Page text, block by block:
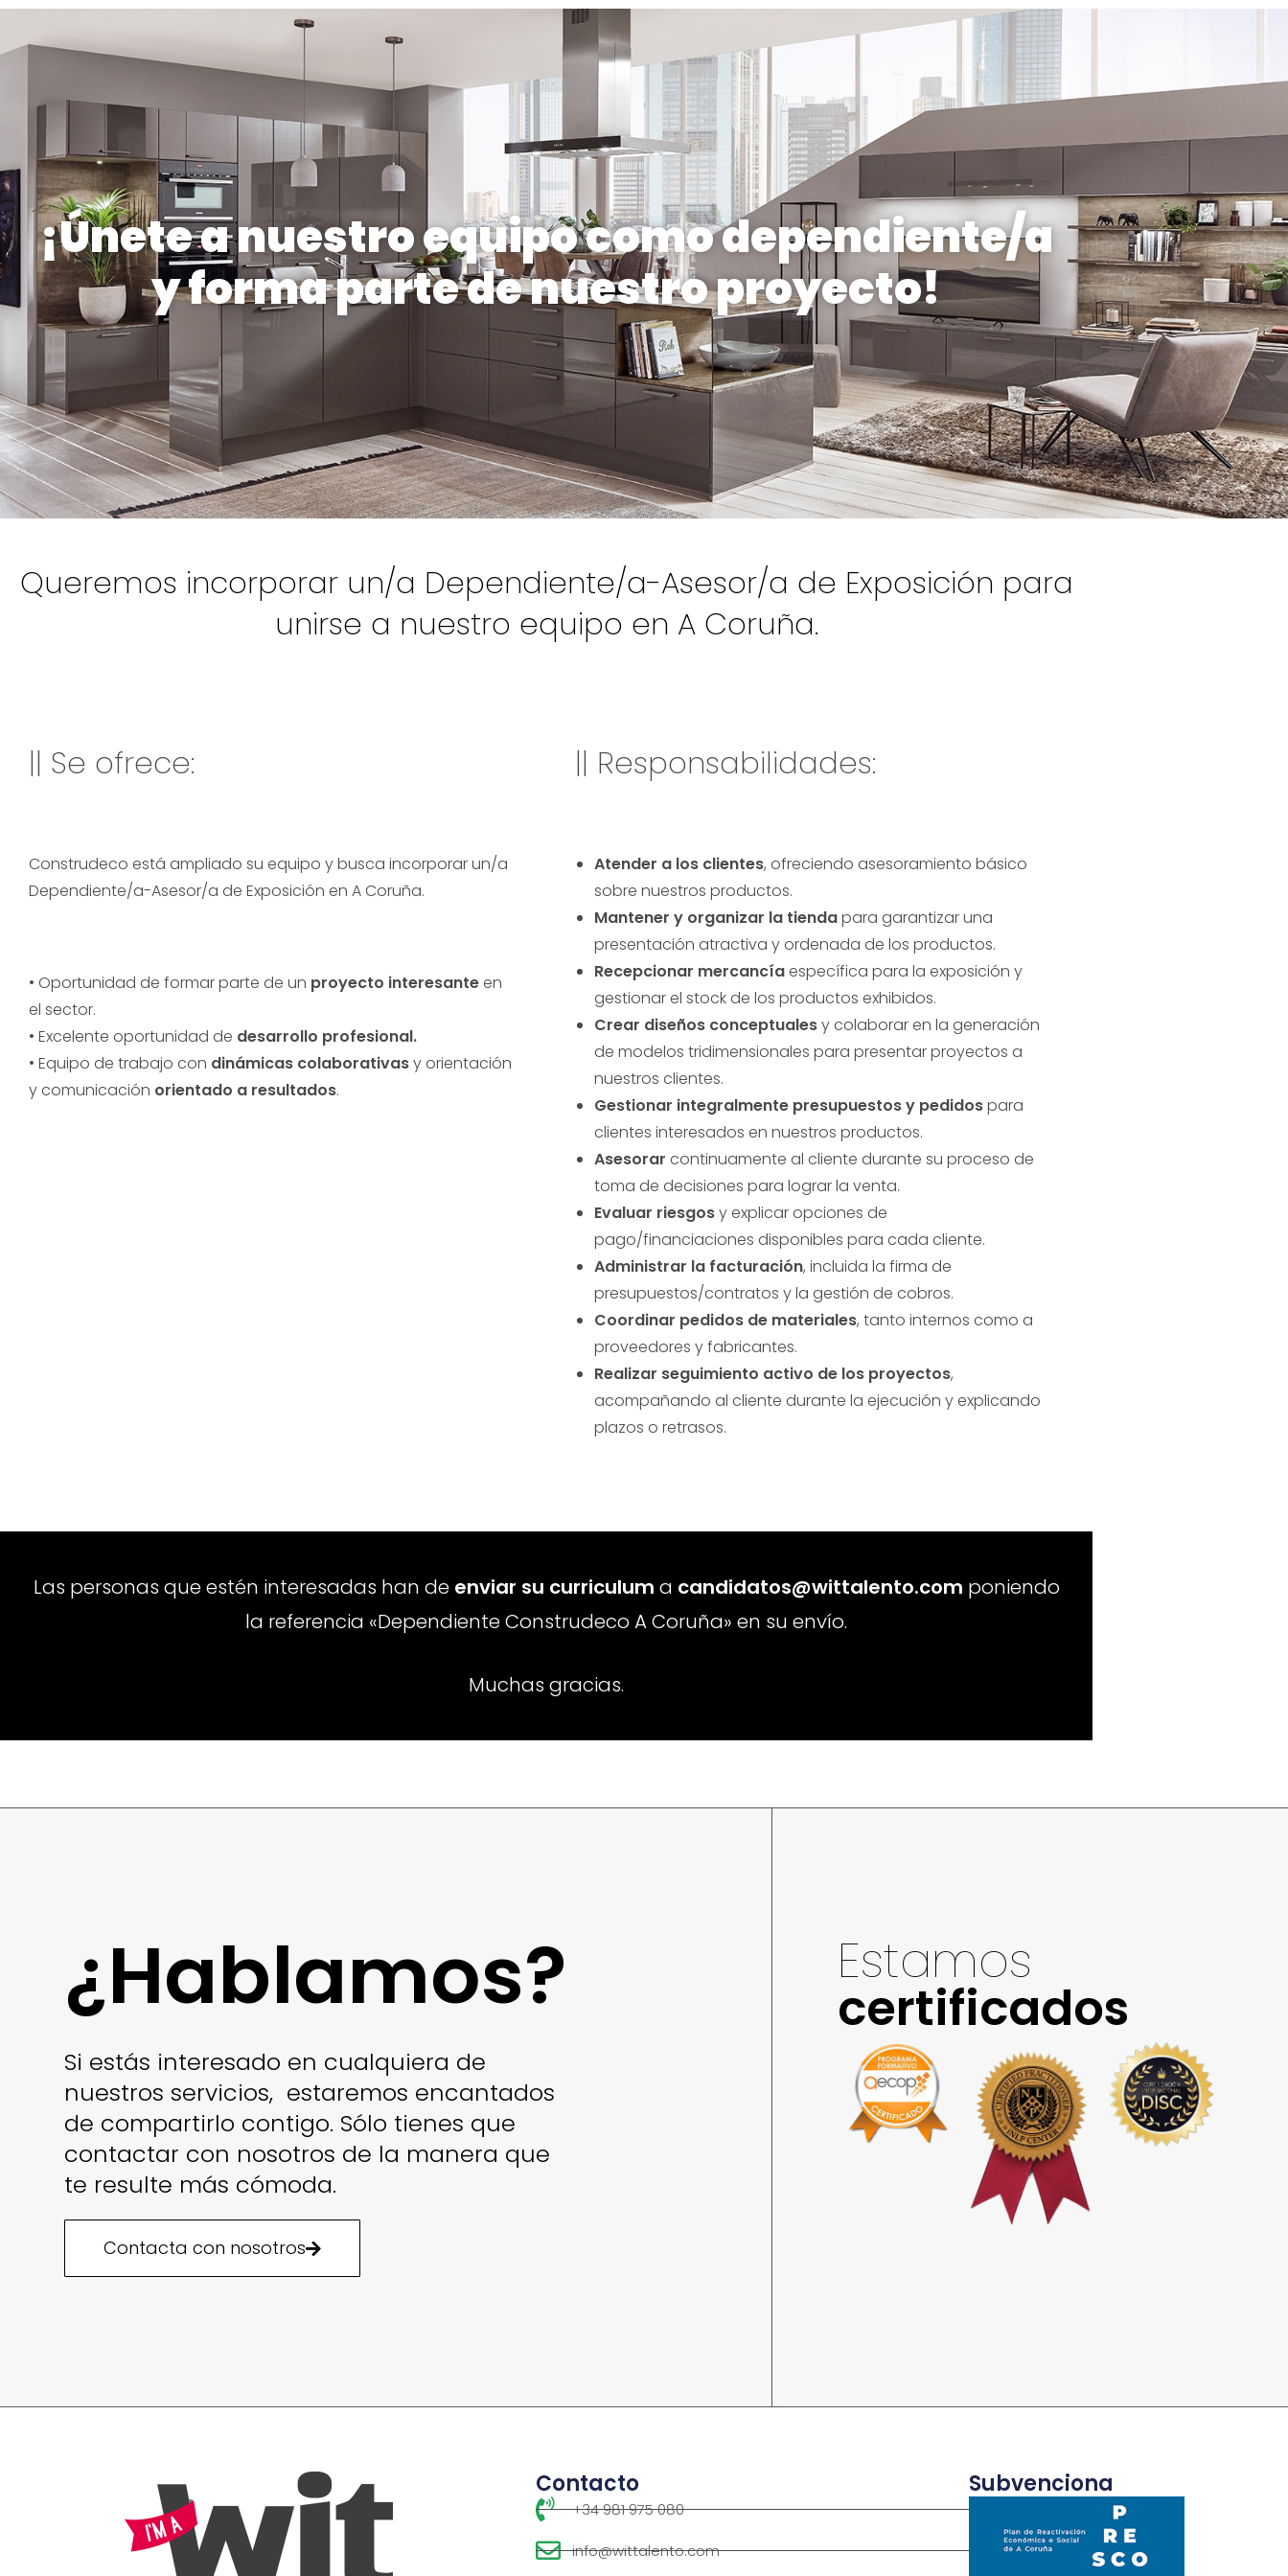
¡Únete a nuestro equipo como dependiente/a
y forma parte de nuestro proyecto!
Queremos incorporar un/a Dependiente/a-Asesor/a de Exposición para
unirse a nuestro equipo en A Coruña.
|| Se ofrece:
Construdeco está ampliado su equipo y busca incorporar un/a
Dependiente/a-Asesor/a de Exposición en A Coruña.
• Oportunidad de formar parte de un proyecto interesanteen
el sector.
• Excelente oportunidad de desarrollo profesional.
• Equipo de trabajo con dinámicas colaborativasy orientación
y comunicación orientado a resultados.
|| Responsabilidades:
Atender a los clientes, ofreciendo asesoramiento básico
sobre nuestros productos.
Mantener y organizar la tiendapara garantizar una
presentación atractiva y ordenada de los productos.
Recepcionar mercancíaespecífica para la exposición y
gestionar el stock de los productos exhibidos.
Crear diseños conceptualesy colaborar en la generación
de modelos tridimensionales para presentar proyectos a
nuestros clientes.
Gestionar integralmente presupuestos y pedidospara
clientes interesados en nuestros productos.
Asesorar continuamente al cliente durante su proceso de
toma de decisiones para lograr la venta.
Evaluar riesgosy explicar opciones de
pago/financiaciones disponibles para cada cliente.
Administrar la facturación, incluida la firma de
presupuestos/contratos y la gestión de cobros.
Coordinar pedidos de materiales, tanto internos como a
proveedores y fabricantes.
Realizar seguimiento activo de los proyectos,
acompañando al cliente durante la ejecución y explicando
plazos o retrasos.
Las personas que estén interesadas han de enviar su curriculum a candidatos@wittalento.com poniendo
la referencia «Dependiente Construdeco A Coruña» en su envío.
Muchas gracias.
¿Hablamos?
Si estás interesado en cualquiera de
nuestros servicios, estaremos encantados
de compartirlo contigo. Sólo tienes que
contactar con nosotros de la manera que
te resulte más cómoda.
Contacta con nosotros
Estamos
certificados
Contacto
+34 981 975 080
info@wittalento.com
Subvenciona